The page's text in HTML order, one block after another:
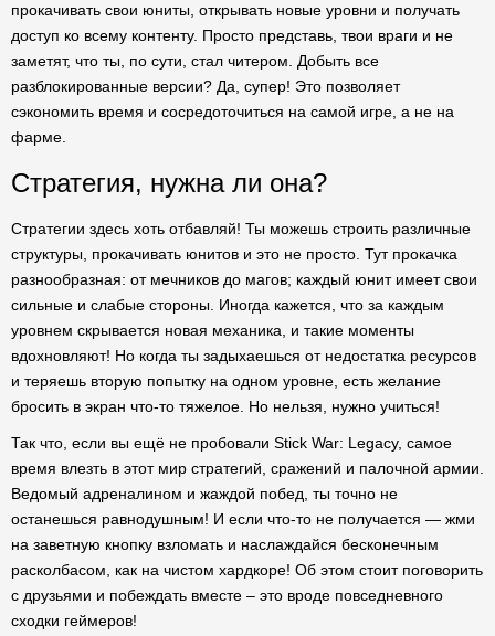
прокачивать свои юниты, открывать новые уровни и получать
доступ ко всему контенту. Просто представь, твои враги и не
заметят, что ты, по сути, стал читером. Добыть все
разблокированные версии? Да, супер! Это позволяет
сэкономить время и сосредоточиться на самой игре, а не на
фарме.
Стратегия, нужна ли она?
Стратегии здесь хоть отбавляй! Ты можешь строить различные
структуры, прокачивать юнитов и это не просто. Тут прокачка
разнообразная: от мечников до магов; каждый юнит имеет свои
сильные и слабые стороны. Иногда кажется, что за каждым
уровнем скрывается новая механика, и такие моменты
вдохновляют! Но когда ты задыхаешься от недостатка ресурсов
и теряешь вторую попытку на одном уровне, есть желание
бросить в экран что-то тяжелое. Но нельзя, нужно учиться!
Так что, если вы ещё не пробовали Stick War: Legacy, самое
время влезть в этот мир стратегий, сражений и палочной армии.
Ведомый адреналином и жаждой побед, ты точно не
останешься равнодушным! И если что-то не получается — жми
на заветную кнопку взломать и наслаждайся бесконечным
расколбасом, как на чистом хардкоре! Об этом стоит поговорить
с друзьями и побеждать вместе – это вроде повседневного
сходки геймеров!